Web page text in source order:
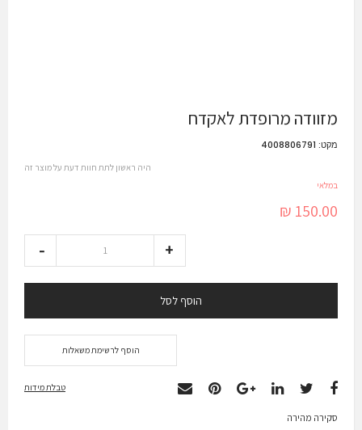
מזוודה מרופדת לאקדח
מקט: 4008806791
היה ראשון לתת חוות דעת על מוצר זה
במלאי
150.00 ₪
הוסף לסל
הוסף לרשימת משאלות
טבלת מידות
סקירה מהירה